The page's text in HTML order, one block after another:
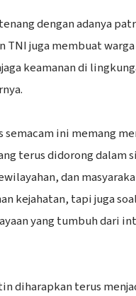
dengan adanya
TNI juga membuat
keamanan di
semacam ini memang
terus didorong dalam
dan
kejahatan, tapi juga soal
yang tumbuh dari
diharapkan terus